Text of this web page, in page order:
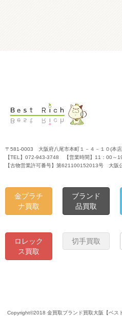
〒581-0003 大阪府八尾市本町１－４－１０(本
【TEL】072-943-3748 【営業時間】11：00～
【古物営業許可番号】第621100152013号 大阪
金プラチ
ナ買取
ブランド
品買取
ロレック
ス買取
切手買取
Copyright©2018 金買取ブランド買取大阪【ベ